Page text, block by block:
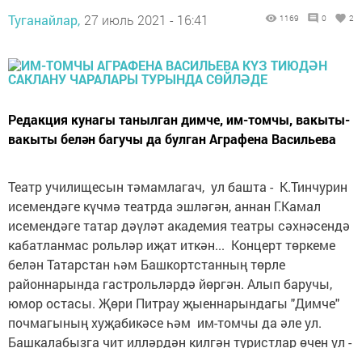
Туганайлар, 27 июль 2021 - 16:41 1169 0 2
Редакция кунагы танылган димче, им-томчы, вакыты-
вакыты белән багучы да булган Аграфена Васильева
Театр училищесын тәмамлагач, ул башта - К.Тинчурин
исемендәге күчмә театрда эшләгән, аннан Г.Камал
исемендәге татар дәүләт академия театры сәхнәсендә
кабатланмас рольләр иҗат иткән... Концерт төркеме
белән Татарстан һәм Башкортстанның төрле
районнарында гастрольләрдә йөргән. Алып баручы,
юмор остасы. Җөри Питрау җыеннарындагы "Димче"
почмагының хуҗабикәсе һәм им-томчы да әле ул.
Башкалабызга чит илләрдән килгән туристлар өчен ул -